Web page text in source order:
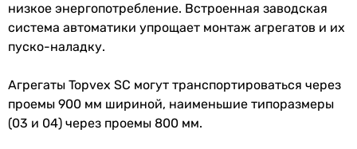
низкое энергопотребление. Встроенная заводская
система автоматики упрощает монтаж агрегатов и их
пуско-наладку.
Агрегаты Topvex SC могут транспортироваться через
проемы 900 мм шириной, наименьшие типоразмеры
(03 и 04) через проемы 800 мм.